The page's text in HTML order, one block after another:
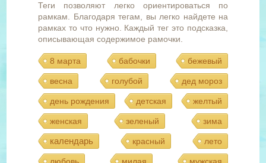
Теги позволяют легко ориентироваться по
рамкам. Благодаря тегам, вы легко найдете на
рамках то что нужно. Каждый тег это подсказка,
описывающая содержимое рамочки.
8 марта бабочки бежевый
весна голубой дед мороз
день рождения детская желтый
женская зеленый зима
календарь красный лето